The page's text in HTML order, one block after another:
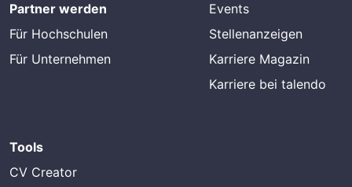
Partner werden
Für Hochschulen
Für Unternehmen
Events
Stellenanzeigen
Karriere Magazin
Karriere bei talendo
Tools
CV Creator